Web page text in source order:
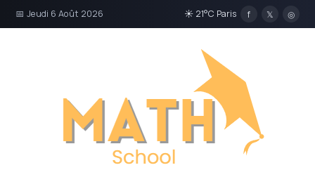
📅 Jeudi 6 Août 2026 ☀ 21°C Paris f 𝕏 ◎